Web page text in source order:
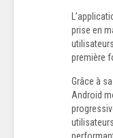
prise en
première
Grâce à
Android